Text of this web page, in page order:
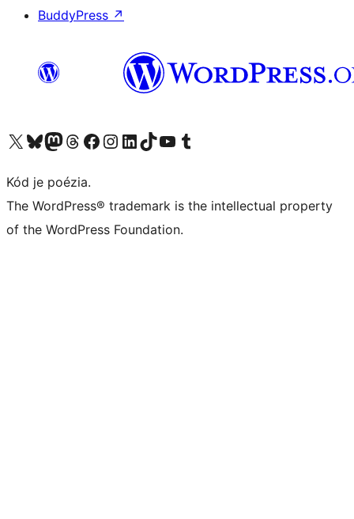
BuddyPress ↗
Navštívte náš účet na X (predtým Twitter)
Navštívte náš účet na platforme Bluesky
Navštívte náš účet na Mastodone
Navštívte náš účet na platforme Threads
Navštívte našu stránku na Facebooku
Navštívte náš účet Instagram
Navštívte náš účet LinkedIn
Navštívte náš účet na platforme TikTok
Navštívte náš kanál YouTube
Navštívte náš účet na platforme Tumblr
Kód je poézia.
The WordPress® trademark is the intellectual property
of the WordPress Foundation.